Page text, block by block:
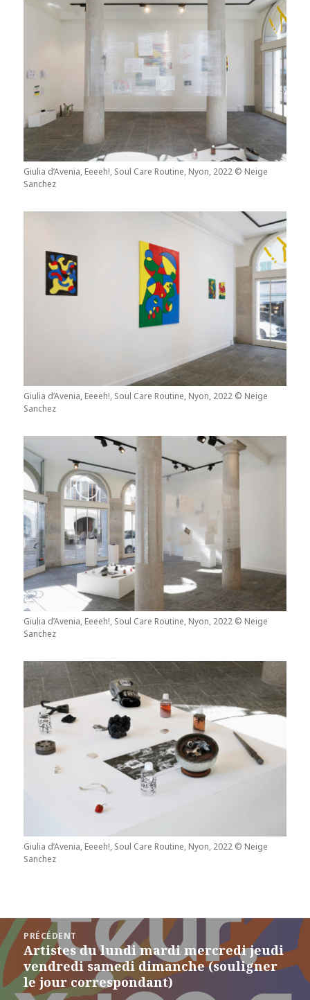
Giulia d’Avenia, Eeeeh!, Soul Care Routine, Nyon, 2022 © Neige
Sanchez
Giulia d’Avenia, Eeeeh!, Soul Care Routine, Nyon, 2022 © Neige
Sanchez
Giulia d’Avenia, Eeeeh!, Soul Care Routine, Nyon, 2022 © Neige
Sanchez
Giulia d’Avenia, Eeeeh!, Soul Care Routine, Nyon, 2022 © Neige
Sanchez
Navigation
de
l’article
PRÉCÉDENT
Article
précédent :
Artistes du lundi mardi mercredi jeudi
vendredi samedi dimanche (souligner
le jour correspondant)